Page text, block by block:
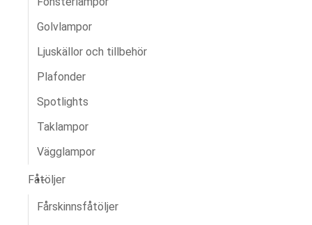
Golvlampor
Ljuskällor och tillbehör
Plafonder
Spotlights
Taklampor
Vägglampor
Fåtöljer
Fårskinnsfåtöljer